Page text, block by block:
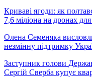
Криваві ягоди: як
7,6 міліона на дронах
Олена Семеняка
незмінну підтримку
Заступник голови
Сергій Сверба купує